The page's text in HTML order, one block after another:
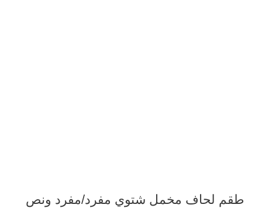
طقم لحاف مخمل شتوي مفرد/مفرد ونص